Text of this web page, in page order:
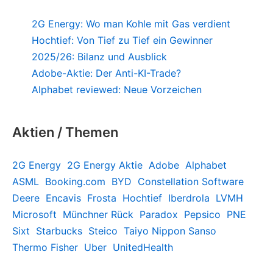
2G Energy: Wo man Kohle mit Gas verdient
Hochtief: Von Tief zu Tief ein Gewinner
2025/26: Bilanz und Ausblick
Adobe-Aktie: Der Anti-KI-Trade?
Alphabet reviewed: Neue Vorzeichen
Aktien / Themen
2G Energy 2G Energy Aktie Adobe Alphabet
ASML Booking.com BYD Constellation Software
Deere Encavis Frosta Hochtief Iberdrola LVMH
Microsoft Münchner Rück Paradox Pepsico PNE
Sixt Starbucks Steico Taiyo Nippon Sanso
Thermo Fisher Uber UnitedHealth